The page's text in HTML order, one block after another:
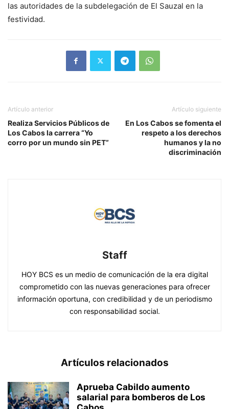
las autoridades de la subdelegación de El Sauzal en la
festividad.
Artículo anterior
Realiza Servicios Públicos de
Los Cabos la carrera “Yo
corro por un mundo sin PET”
Artículo siguiente
En Los Cabos se fomenta el
respeto a los derechos
humanos y la no
discriminación
Staff
HOY BCS es un medio de comunicación de la era digital
comprometido con las nuevas generaciones para ofrecer
información oportuna, con credibilidad y de un periodismo
con responsabilidad social.
Artículos relacionados
Aprueba Cabildo aumento
salarial para bomberos de Los